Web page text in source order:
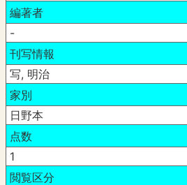
編著者
-
刊写情報
写, 明治
家別
日野本
点数
1
閲覧区分